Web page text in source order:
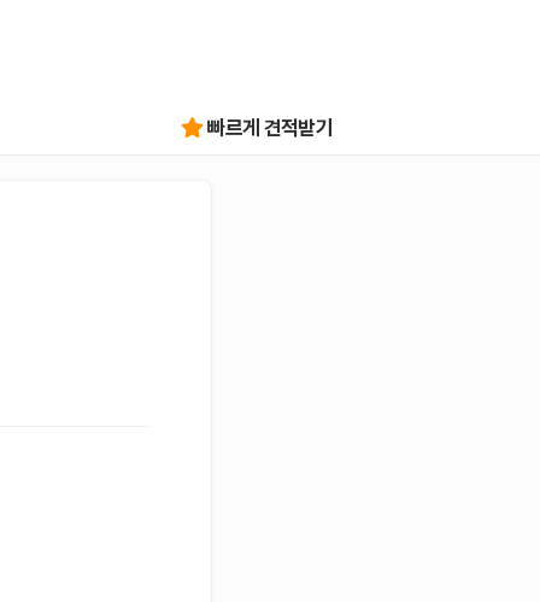
빠르게 견적받기